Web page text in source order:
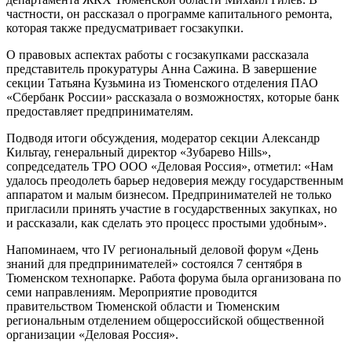
частности, он рассказал о программе капитального ремонта,
которая также предусматривает госзакупки.
О правовых аспектах работы с госзакупками рассказала
представитель прокуратуры Анна Сажина. В завершение
секции Татьяна Кузьмина из Тюменского отделения ПАО
«Сбербанк России» рассказала о возможностях, которые банк
предоставляет предпринимателям.
Подводя итоги обсуждения, модератор секции Александр
Кильтау, генеральный директор «Зубарево Hills»,
сопредседатель ТРО ООО «Деловая Россия», отметил: «Нам
удалось преодолеть барьер недоверия между государственным
аппаратом и малым бизнесом. Предпринимателей не только
пригласили принять участие в государственных закупках, но
и рассказали, как сделать это процесс простыми удобным».
Напоминаем, что IV региональный деловой форум «День
знаний для предпринимателей» состоялся 7 сентября в
Тюменском технопарке. Работа форума была организована по
семи направлениям. Мероприятие проводится
правительством Тюменской области и Тюменским
региональным отделением общероссийской общественной
организации «Деловая Россия».